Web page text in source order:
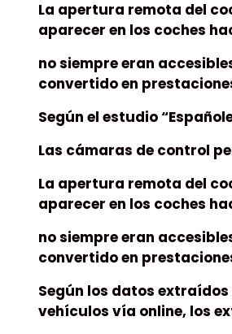
La apertura remota del
aparecer en los coches
no siempre eran
convertido en
Según el estudio
Las cámaras de control
La apertura remota del
aparecer en los coches
no siempre eran
convertido en
Según los datos
vehículos vía online, los